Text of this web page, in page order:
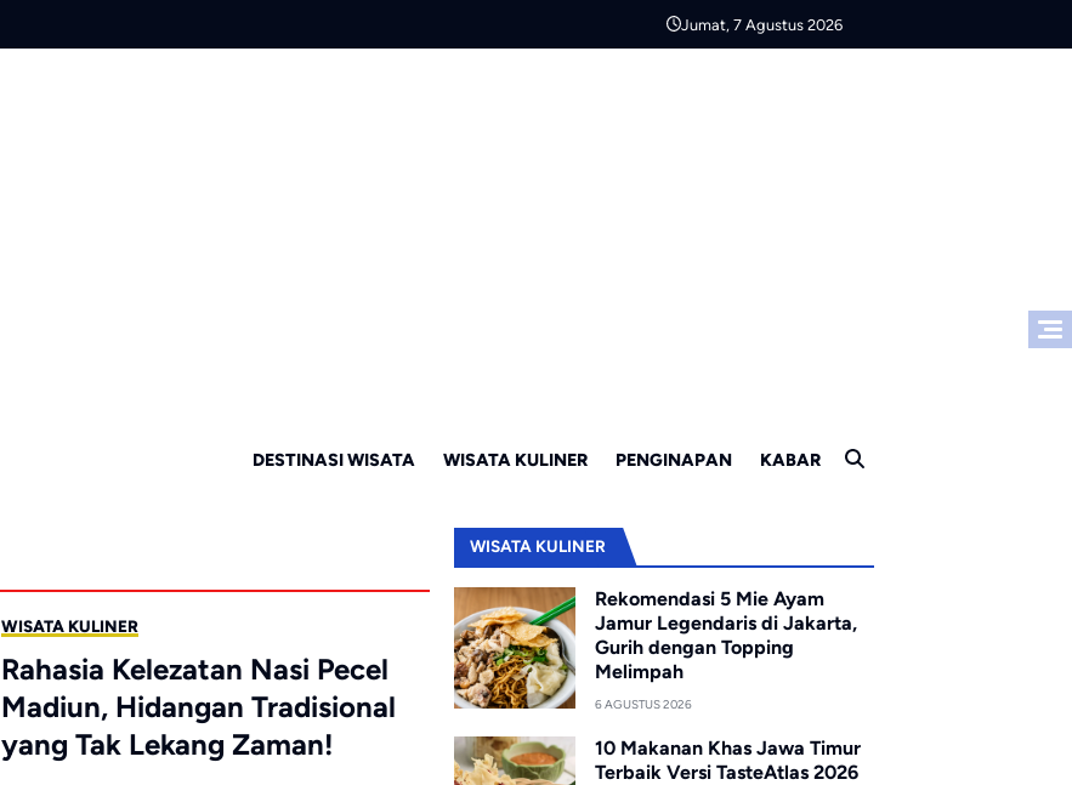
Jumat, 7 Agustus 2026
DESTINASI WISATA WISATA KULINER PENGINAPAN KABAR
WISATA KULINER
Rahasia Kelezatan Nasi Pecel
Madiun, Hidangan Tradisional
yang Tak Lekang Zaman!
WISATA KULINER
Rekomendasi 5 Mie Ayam
Jamur Legendaris di Jakarta,
Gurih dengan Topping
Melimpah
6 AGUSTUS 2026
10 Makanan Khas Jawa Timur
Terbaik Versi TasteAtlas 2026